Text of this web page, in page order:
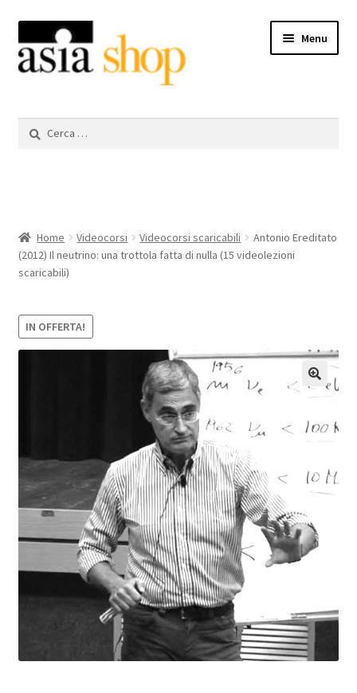
alla
navigazione
al
contenuto
Menu
Il mio account
Aiuto
Home Videocorsi Videocorsi scaricabili
Antonio Ereditato
(2012) Il neutrino: una trottola fatta di nulla (15 videolezioni
scaricabili)
IN OFFERTA!